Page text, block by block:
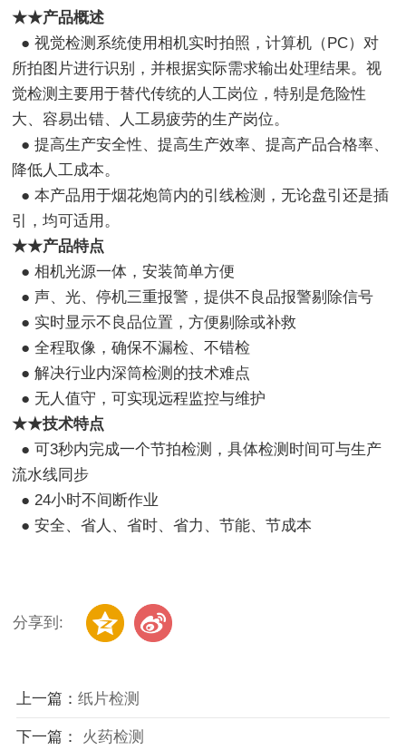
★★产品概述
● 视觉检测系统使用相机实时拍照，计算机（PC）对
所拍图片进行识别，并根据实际需求输出处理结果。视
觉检测主要用于替代传统的人工岗位，特别是危险性
大、容易出错、人工易疲劳的生产岗位。
● 提高生产安全性、提高生产效率、提高产品合格率、
降低人工成本。
● 本产品用于烟花炮筒内的引线检测，无论盘引还是插
引，均可适用。
★★产品特点
● 相机光源一体，安装简单方便
● 声、光、停机三重报警，提供不良品报警剔除信号
● 实时显示不良品位置，方便剔除或补救
● 全程取像，确保不漏检、不错检
● 解决行业内深筒检测的技术难点
● 无人值守，可实现远程监控与维护
★★技术特点
● 可3秒内完成一个节拍检测，具体检测时间可与生产
流水线同步
● 24小时不间断作业
● 安全、省人、省时、省力、节能、节成本
分享到:
上一篇： 纸片检测
下一篇： 火药检测